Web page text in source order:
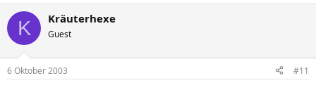
K Kräuterhexe
Guest
6 Oktober 2003 #11